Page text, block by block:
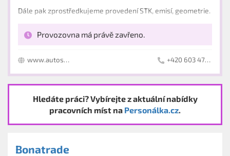
Dále pak zprostředkujeme provedení STK, emisí, geometrie.
Provozovna má právě zavřeno.
www.autoservisgarazekodanska.cz +420 603 471 556
Hledáte práci? Vybírejte z aktuální nabídky
pracovních míst na Personálka.cz.
Bonatrade